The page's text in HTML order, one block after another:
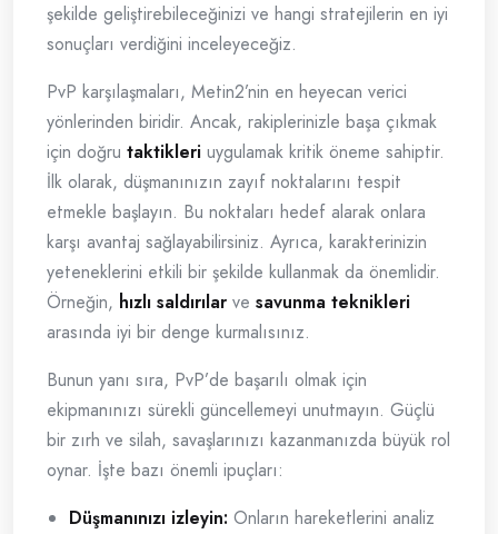
şekilde geliştirebileceğinizi ve hangi stratejilerin en iyi
sonuçları verdiğini inceleyeceğiz.
PvP karşılaşmaları, Metin2’nin en heyecan verici
yönlerinden biridir. Ancak, rakiplerinizle başa çıkmak
için doğru taktikleri uygulamak kritik öneme sahiptir.
İlk olarak, düşmanınızın zayıf noktalarını tespit
etmekle başlayın. Bu noktaları hedef alarak onlara
karşı avantaj sağlayabilirsiniz. Ayrıca, karakterinizin
yeteneklerini etkili bir şekilde kullanmak da önemlidir.
Örneğin, hızlı saldırılar ve savunma teknikleri
arasında iyi bir denge kurmalısınız.
Bunun yanı sıra, PvP’de başarılı olmak için
ekipmanınızı sürekli güncellemeyi unutmayın. Güçlü
bir zırh ve silah, savaşlarınızı kazanmanızda büyük rol
oynar. İşte bazı önemli ipuçları:
Düşmanınızı izleyin: Onların hareketlerini analiz